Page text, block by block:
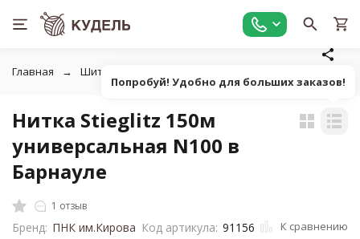
Главная Шитье
Нитка Stieglitz 150м
универсальная N100 в
Барнауле
1 отзыв
Бренд: ПНК им.Кирова Код артикула: 91156 К сравнению
Попробуй! Удобно для больших заказов!